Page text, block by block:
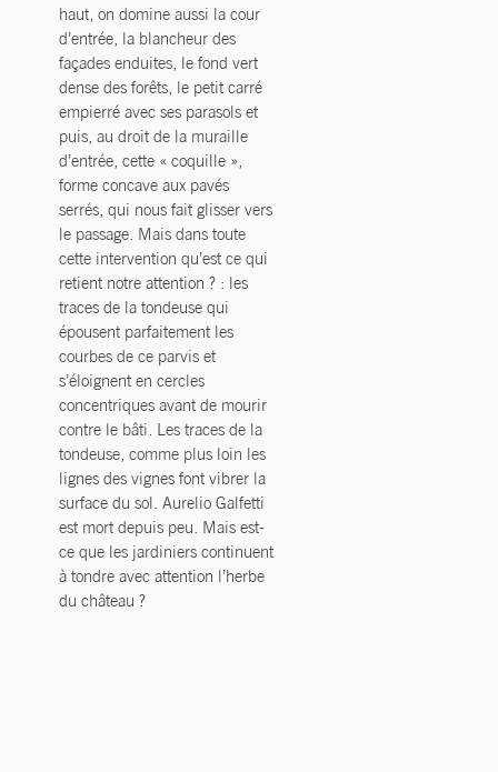
haut, on domine aussi la cour
d’entrée, la blancheur des
façades enduites, le fond vert
dense des forêts, le petit carré
empierré avec ses parasols et
puis, au droit de la muraille
d’entrée, cette « coquille »,
forme concave aux pavés
serrés, qui nous fait glisser vers
le passage. Mais dans toute
cette intervention qu’est ce qui
retient notre attention ? : les
traces de la tondeuse qui
épousent parfaitement les
courbes de ce parvis et
s’éloignent en cercles
concentriques avant de mourir
contre le bâti. Les traces de la
tondeuse, comme plus loin les
lignes des vignes font vibrer la
surface du sol. Aurelio Galfetti
est mort depuis peu. Mais est-
ce que les jardiniers continuent
à tondre avec attention l’herbe
du château ?